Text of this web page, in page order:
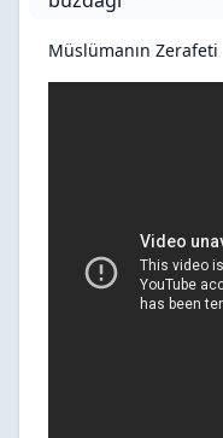
Müslümanın Zerafeti